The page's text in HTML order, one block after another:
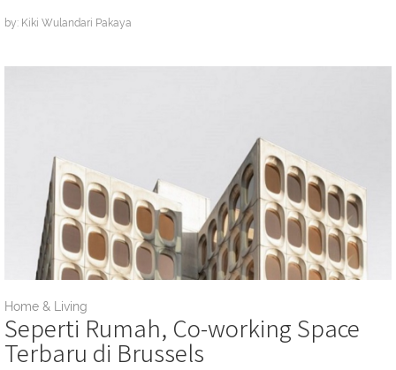
by: Kiki Wulandari Pakaya
Home & Living
Seperti Rumah, Co-working Space
Terbaru di Brussels